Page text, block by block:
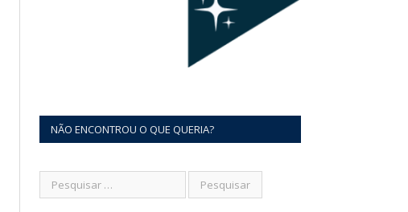
NÃO ENCONTROU O QUE QUERIA?